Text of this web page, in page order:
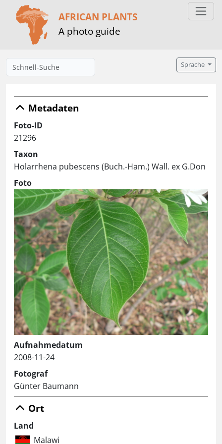
AFRICAN PLANTS
A photo guide
Sprache
Metadaten
Foto-ID
21296
Taxon
Holarrhena pubescens (Buch.-Ham.) Wall. ex G.Don
Foto
Aufnahmedatum
2008-11-24
Fotograf
Günter Baumann
Ort
Land
Malawi